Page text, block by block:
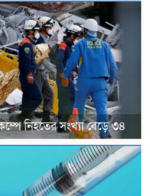
নিহতের সংখ্যা বেড়ে ৩৪